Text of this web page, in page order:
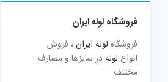
فروشگاه لوله ایران
فروشگاه لوله ایران، فروش
انواع لولهدر سایزها و مصارف
مختلف